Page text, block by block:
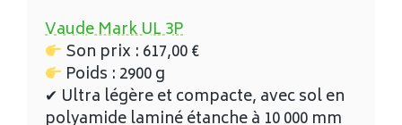
Vaude Mark UL 3P
Son prix : 617,00€
Poids : 2900 g
✔ Ultra légère et compacte, avec sol en